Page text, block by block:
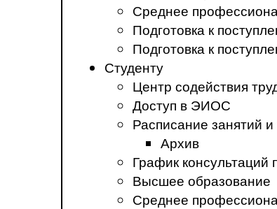
Среднее
Подготовка к
Подготовка к
Студенту
Центр содействия
Доступ в ЭИОС
Расписание занятий
Архив
График консультаций
Высшее образование
Среднее